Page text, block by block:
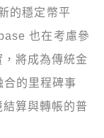
的穩定幣平
也在考慮參
將成為傳統金
的里程碑事
算與轉帳的普